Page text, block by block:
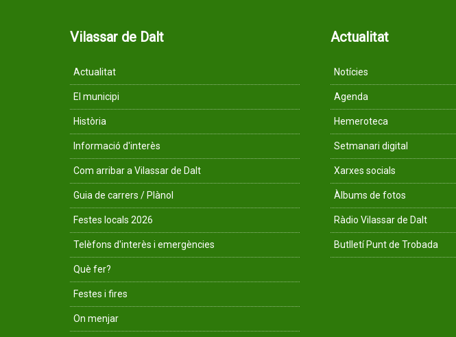
Vilassar de Dalt
Actualitat
El municipi
Història
Informació d'interès
Com arribar a Vilassar de Dalt
Guia de carrers / Plànol
Festes locals 2026
Telèfons d'interès i emergències
Què fer?
Festes i fires
On menjar
Actualitat
Notícies
Agenda
Hemeroteca
Setmanari digital
Xarxes socials
Àlbums de fotos
Ràdio Vilassar de Dalt
Butlletí Punt de Trobada